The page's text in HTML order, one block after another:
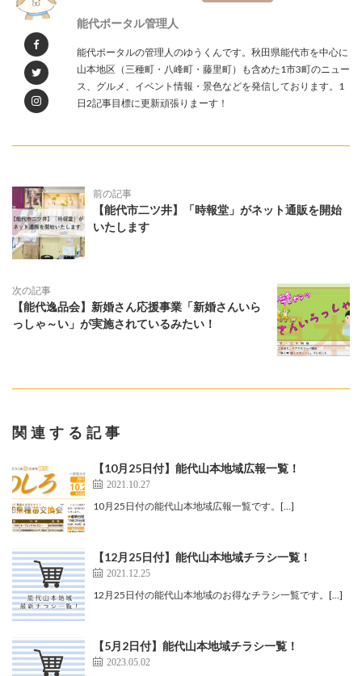
能代ポータル管理人
能代ポータルの管理人のゆうくんです。秋田県能代市を中心に
山本地区（三種町・八峰町・藤里町）も含めた1市3町のニュー
ス、グルメ、イベント情報・景色などを発信しております。1
日2記事目標に更新頑張りまーす！
前の記事
【能代市二ツ井】「時報堂」がネット通販を開始
いたします
次の記事
【能代逸品会】新婚さん応援事業「新婚さんいら
っしゃ～い」が実施されているみたい！
関連する記事
【10月25日付】能代山本地域広報一覧！
2021.10.27
10月25日付の能代山本地域広報一覧です。[…]
【12月25日付】能代山本地域チラシ一覧！
2021.12.25
12月25日付の能代山本地域のお得なチラシ一覧です。[…]
【5月2日付】能代山本地域チラシ一覧！
2023.05.02